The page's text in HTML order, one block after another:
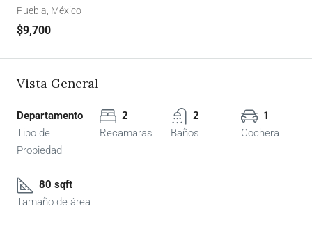
Puebla, México
$9,700
Vista General
Departamento
Tipo de
Propiedad
2
Recamaras
2
Baños
1
Cochera
80 sqft
Tamaño de área